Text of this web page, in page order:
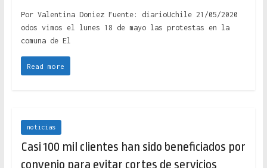
Por Valentina Doniez Fuente: diarioUchile 21/05/2020
odos vimos el lunes 18 de mayo las protestas en la
comuna de El
Read more
noticias
Casi 100 mil clientes han sido beneficiados por
convenio para evitar cortes de servicios